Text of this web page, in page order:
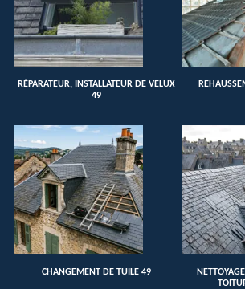
RÉPARATEUR, INSTALLATEUR DE VELUX
49
CHANGEMENT DE TUILE 49